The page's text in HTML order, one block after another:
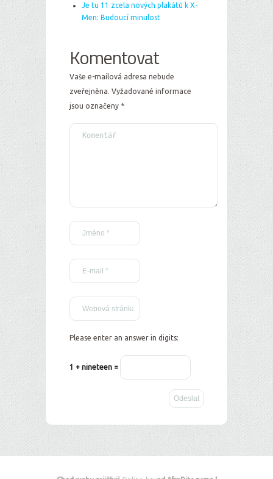
Je tu 11 zcela nových plakátů k X-
Men: Budoucí minulost
Komentovat
Vaše e-mailová adresa nebude
zveřejněna. Vyžadované informace
jsou označeny *
Please enter an answer in digits:
1 + nineteen =